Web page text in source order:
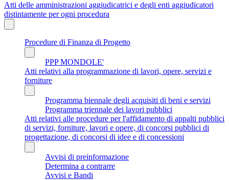
Atti delle amministrazioni aggiudicatrici e degli enti aggiudicatori
distintamente per ogni procedura
Procedure di Finanza di Progetto
PPP MONDOLE'
Atti relativi alla programmazione di lavori, opere, servizi e
forniture
Programma biennale degli acquisiti di beni e servizi
Programma triennale dei lavori pubblici
Atti relativi alle procedure per l'affidamento di appalti pubblici
di servizi, forniture, lavori e opere, di concorsi pubblici di
progettazione, di concorsi di idee e di concessioni
Avvisi di preinformazione
Determina a contrarre
Avvisi e Bandi